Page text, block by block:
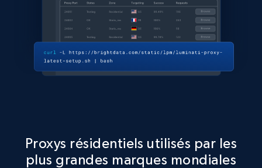
Proxys résidentiels utilisés par les
plus grandes marques mondiales